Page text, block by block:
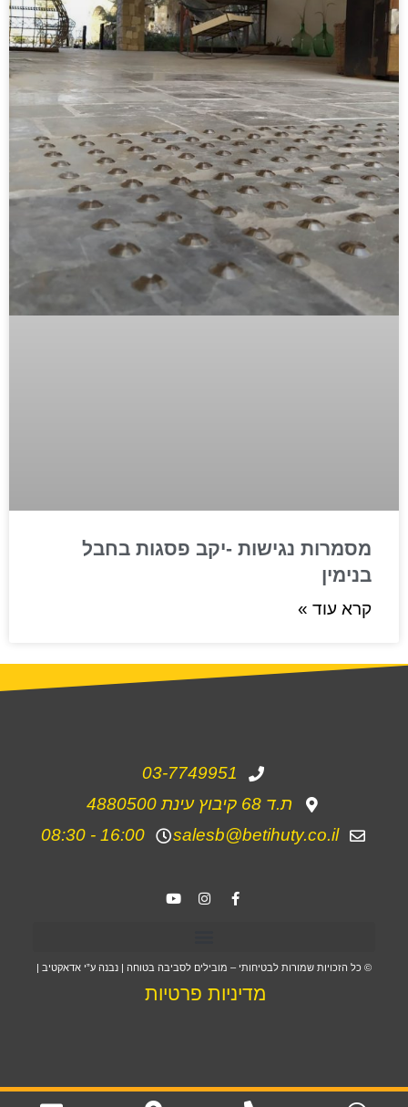
מסמרות נגישות -יקב פסגות בחבל
בנימין
קרא עוד »
03-7749951
ת.ד 68 קיבוץ עינת 4880500
salesb@betihuty.co.il
16:00 - 08:30
© כל הזכויות שמורות לבטיחותי – מובילים לסביבה בטוחה | נבנה ע”י אדאקטיב |
מדיניות פרטיות